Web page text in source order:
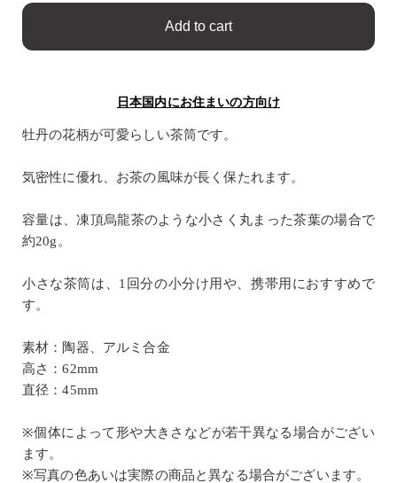
Add to cart
日本国内にお住まいの方向け
牡丹の花柄が可愛らしい茶筒です。
気密性に優れ、お茶の風味が長く保たれます。
容量は、凍頂烏龍茶のような小さく丸まった茶葉の場合で
約20g。
小さな茶筒は、1回分の小分け用や、携帯用におすすめで
す。
素材：陶器、アルミ合金
高さ：62mm
直径：45mm
※個体によって形や大きさなどが若干異なる場合がござい
ます。
※写真の色あいは実際の商品と異なる場合がございます。